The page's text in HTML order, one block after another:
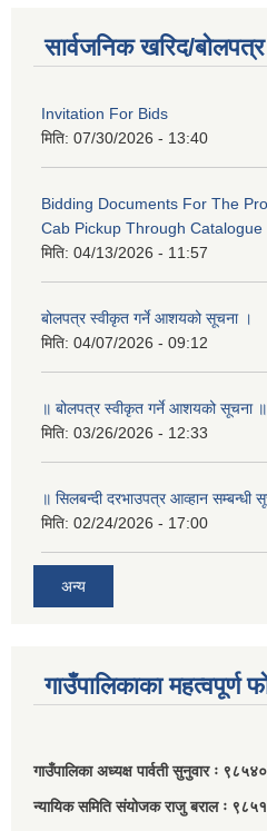
सार्वजनिक खरिद/
Invitation For Bids
मिति: 07/30/2026 - 13:40
Bidding Documents For The
Cab Pickup Through
मिति: 04/13/2026 - 11:57
बोलपत्र स्वीकृत गर्ने आशयको सूचना ।
मिति: 04/07/2026 - 09:12
॥ बोलपत्र स्वीकृत गर्ने आशयको सूचना ॥
मिति: 03/26/2026 - 12:33
॥ सिलबन्दी दरभाउपत्र आव्हान सम्बन्धी
मिति: 02/24/2026 - 17:00
अन्य
गाउँपालिकाका महत्वपूर्ण
गाउँपालिका अध्यक्ष पार्वती सुनुवार ः
न्यायिक समिति संयोजक राजु बराल ः